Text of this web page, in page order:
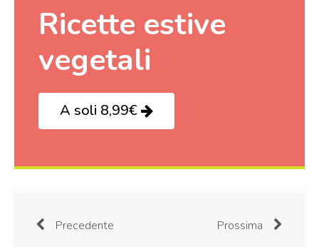
Ricette estive
vegetali
A soli 8,99€
Precedente Prossima